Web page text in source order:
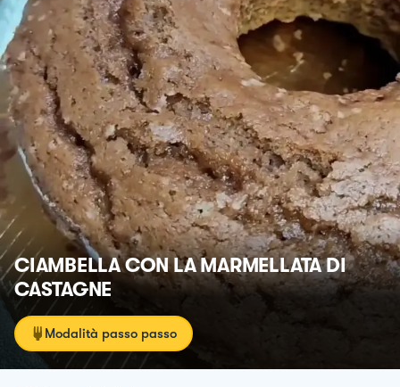
CIAMBELLA CON LA MARMELLATA DI
CASTAGNE
Modalità passo passo